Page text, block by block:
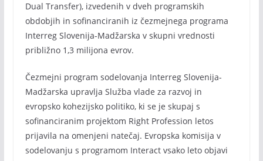
Dual Transfer), izvedenih v dveh programskih
obdobjih in sofinanciranih iz čezmejnega programa
Interreg Slovenija-Madžarska v skupni vrednosti
približno 1,3 milijona evrov.
Čezmejni program sodelovanja Interreg Slovenija-
Madžarska upravlja Služba vlade za razvoj in
evropsko kohezijsko politiko, ki se je skupaj s
sofinanciranim projektom Right Profession letos
prijavila na omenjeni natečaj. Evropska komisija v
sodelovanju s programom Interact vsako leto objavi